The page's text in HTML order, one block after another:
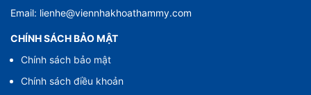
Email: lienhe@viennhakhoathammy.com
CHÍNH SÁCH BẢO MẬT
Chính sách bảo mật
Chính sách điều khoản